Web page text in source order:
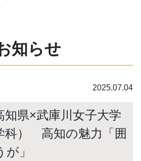
知らせ
2025.07.04
県×武庫川女子大学
科） 高知の魅力「囲
」